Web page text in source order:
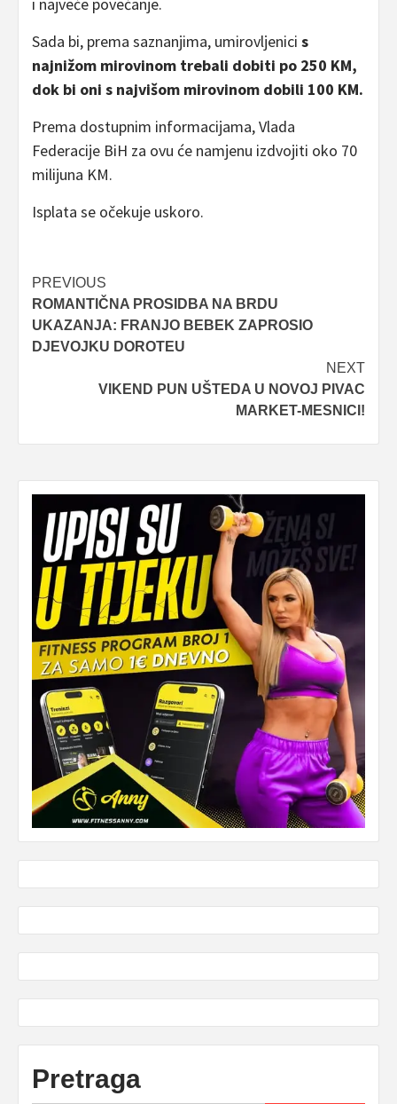
i najveće povećanje.
Sada bi, prema saznanjima, umirovljenici s
najnižom mirovinom trebali dobiti po 250 KM,
dok bi oni s najvišom mirovinom dobili 100 KM.
Prema dostupnim informacijama, Vlada
Federacije BiH za ovu će namjenu izdvojiti oko 70
milijuna KM.
Isplata se očekuje uskoro.
Post
navigation
PREVIOUS
ROMANTIČNA PROSIDBA NA BRDU
UKAZANJA: FRANJO BEBEK ZAPROSIO
DJEVOJKU DOROTEU
NEXT
VIKEND PUN UŠTEDA U NOVOJ PIVAC
MARKET-MESNICI!
Pretraga